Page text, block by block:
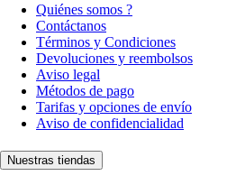
Quiénes somos ?
Contáctanos
Términos y Condiciones
Devoluciones y reembolsos
Aviso legal
Métodos de pago
Tarifas y opciones de envío
Aviso de confidencialidad
Nuestras tiendas